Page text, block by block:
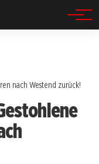
nach Westend zurück!